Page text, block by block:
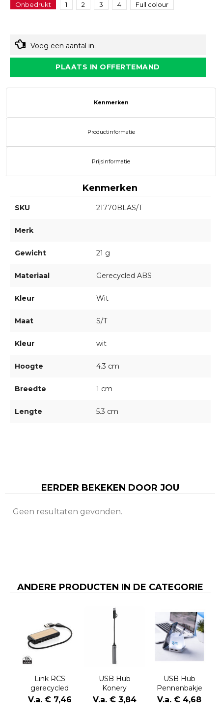
Onbedrukt 1 2 3 4 Full colour
Voeg een aantal in.
PLAATS IN OFFERTEMAND
Kenmerken
Productinformatie
Prijsinformatie
Kenmerken
SKU 21770BLAS/T
Merk
Gewicht 21 g
Materiaal Gerecycled ABS
Kleur Wit
Maat S/T
Kleur wit
Hoogte 4.3 cm
Breedte 1 cm
Lengte 5.3 cm
EERDER BEKEKEN DOOR JOU
Geen resultaten gevonden.
ANDERE PRODUCTEN IN DE CATEGORIE
Link RCS
gerecycled
plastic en
bamboe
V.a. € 7,46
USB Hub
Konery
V.a. € 3,84
USB Hub
Pennenbakje
Belind
V.a. € 4,68